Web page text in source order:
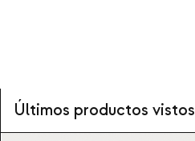
Últimos productos vistos